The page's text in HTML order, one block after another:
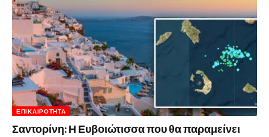
ΕΠΙΚΑΙΡΌΤΗΤΑ
Σαντορίνη: Η Ευβοιώτισσα που θα παραμείνει